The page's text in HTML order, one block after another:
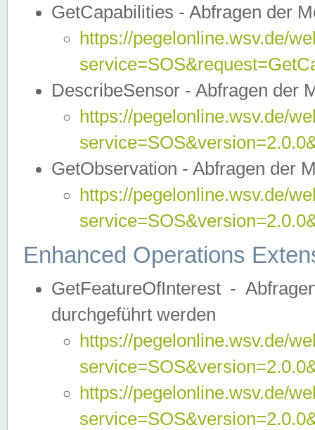
GetCapabilities - Abfragen der
https://pegelonline.wsv.de/
DescribeSensor - Abfragen der
https://pegelonline.wsv.de/
GetObservation - Abfragen der
https://pegelonline.wsv.de/
Enhanced Operations
GetFeatureOfInterest -
durchgeführt werden
https://pegelonline.wsv.de/
https://pegelonline.wsv.de/